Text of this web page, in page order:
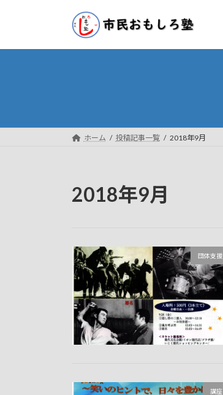
ン
ッ
ー
移
ホーム 投稿記事一覧 2018年9月
2018年9月
団体支援
講座